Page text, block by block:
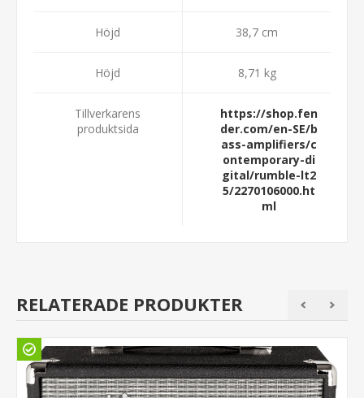
Höjd 38,7 cm
Höjd 8,71 kg
Tillverkarens
produktsida
https://shop.fen
der.com/en-SE/b
ass-amplifiers/c
ontemporary-di
gital/rumble-lt2
5/2270106000.ht
ml
RELATERADE PRODUKTER